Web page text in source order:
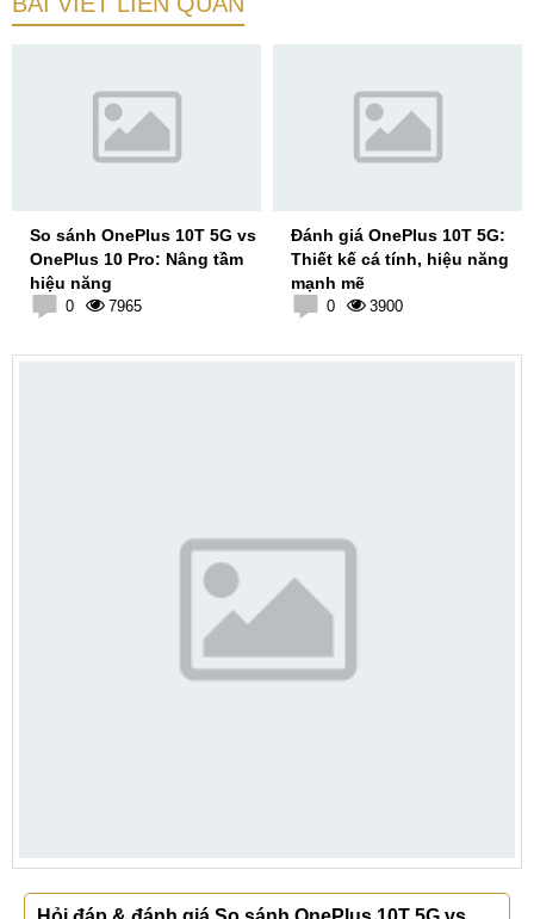
So sánh OnePlus 10T 5G vs
OnePlus 10 Pro: Nâng tầm
hiệu năng
0 7965
Đánh giá OnePlus 10T 5G:
Thiết kế cá tính, hiệu năng
mạnh mẽ
0 3900